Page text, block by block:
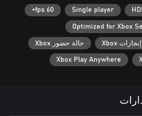
Single player
60 fps+
Optimized for Xbox
إنجازات Xbox حالة حضور Xbox
Xbox Play Anywhere